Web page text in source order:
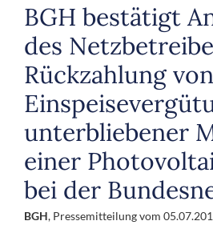
BGH bestätigt
des
Rückzahlung von
unterbliebener
einer
bei der
BGH, Pressemitteilung vom